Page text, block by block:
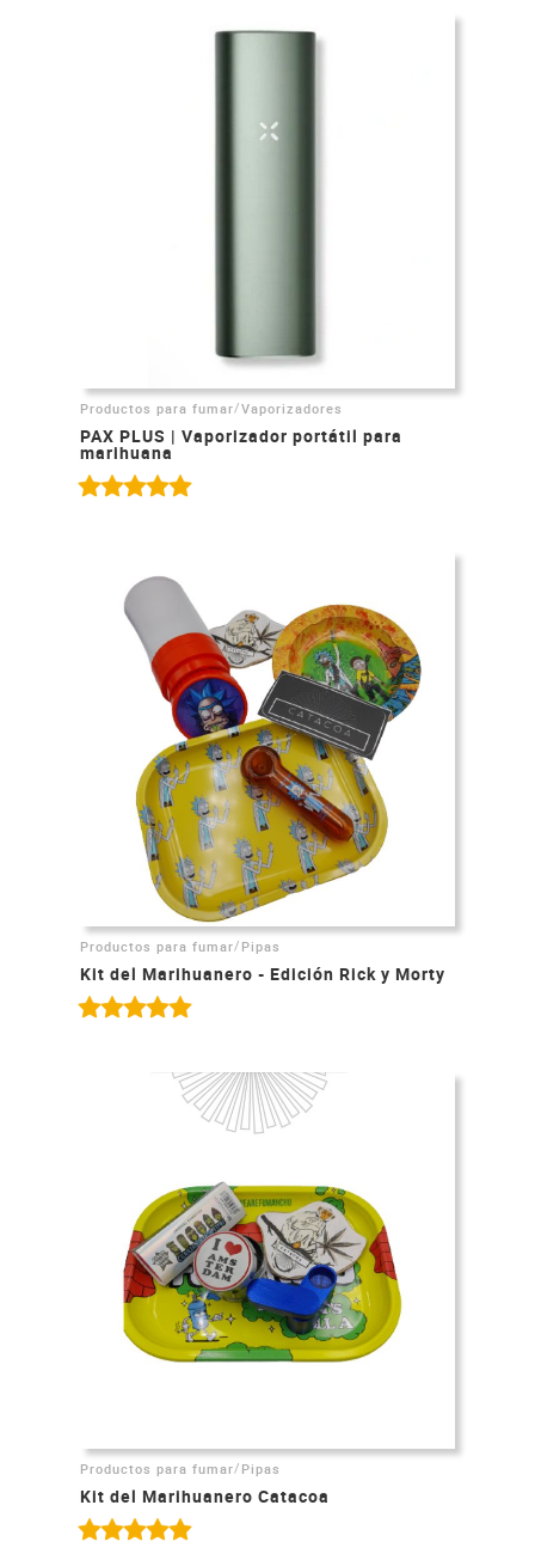
Productos para fumar/Vaporizadores
PAX PLUS | Vaporizador portátil para
marihuana
Productos para fumar/ Pipas
Kit del Marihuanero - Edición Rick y Morty
Productos para fumar/ Pipas
Kit del Marihuanero Catacoa